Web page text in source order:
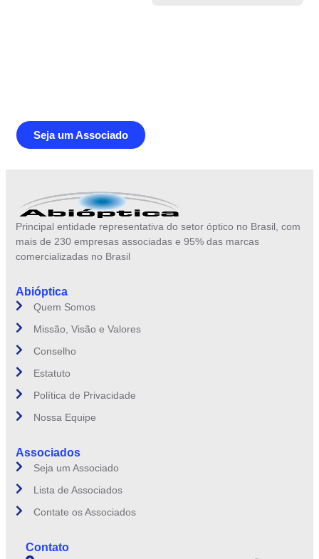
Seja um Associado
Principal entidade representativa do setor óptico no Brasil, com
mais de 230 empresas associadas e 95% das marcas
comercializadas no Brasil
Abióptica
Quem Somos
Missão, Visão e Valores
Conselho
Estatuto
Política de Privacidade
Nossa Equipe
Associados
Seja um Associado
Lista de Associados
Contate os Associados
Contato